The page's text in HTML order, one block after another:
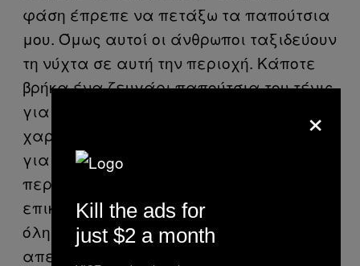
φάση έπρεπε να πετάξω τα παπούτσια
μου. Όμως αυτοί οι άνθρωποι ταξιδεύουν
τη νύχτα σε αυτή την περιοχή. Κάποτε
βρήκα ένα ζευγάρι παπούτσια του τένις
για παιδί 4 ετών και δυο Βίβλους
χαραγμένους με καρδιές – πρόκειται
για πολύ νέα παιδιά. Αθώα παιδιά
περπατάνε τεράστιες εκτάσεις
επικίνδυνης γης. Οι γυναίκες βιάζονται
όλη την ώρα. Οι άνθρωποι έρχονται εδώ,
απελπισμένοι, αναζητώντας την
×
Kill the ads for
just $2 a month